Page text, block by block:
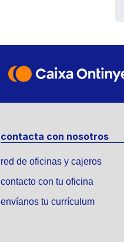
contacta con nosotros
red de oficinas y cajeros
contacto con tu oficina
envíanos tu currículum